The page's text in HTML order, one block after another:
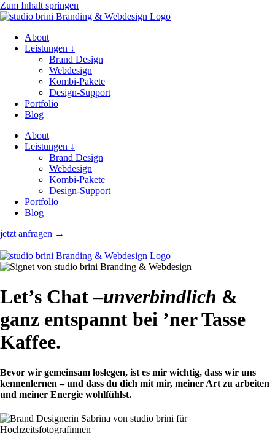
Zum Inhalt springen
About
Leistungen ↓
Brand Design
Webdesign
Kombi-Pakete
Design-Support
Portfolio
Blog
About
Leistungen ↓
Brand Design
Webdesign
Kombi-Pakete
Design-Support
Portfolio
Blog
jetzt anfragen →
Let’s Chat –unverbindlich &
ganz entspannt bei ’ner Tasse
Kaffee.
Bevor wir gemeinsam loslegen, ist es mir wichtig, dass wir uns
kennenlernen – und dass du dich mit mir, meiner Art zu arbeiten
und meiner Energie wohlfühlst.